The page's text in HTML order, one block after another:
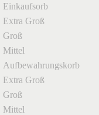
Einkaufsorb
Extra Groß
Groß
Mittel
Aufbewahrungskorb
Extra Groß
Groß
Mittel